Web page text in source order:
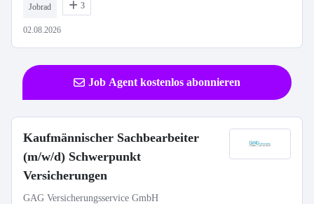
Jobrad 3
02.08.2026
Job Agent kostenlos abonnieren
Kaufmännischer Sachbearbeiter
(m/w/d) Schwerpunkt
Versicherungen
GAG Versicherungsservice GmbH